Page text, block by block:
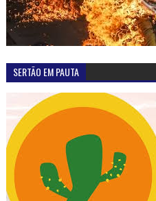
SERTÃO EM PAUTA